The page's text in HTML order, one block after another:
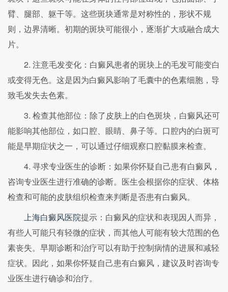
臂、腿部、躯干等。这些斑块通常是对称性的，形状不规
则，边界清晰。初期的斑块可能很小，逐渐扩大或融合成大
片。
2. 注意毛发变化：白癜风患者的斑块上的毛发可能变白
或变得无色。这是因为白癜风影响了毛囊中的色素细胞，导
致毛发失去色素。
3. 检查其他部位：除了皮肤上的白色斑块，白癜风还可
能影响其他部位，如口腔、眼睛、鼻子等。口腔内的白斑可
能是早期症状之一，可以通过仔细观察口腔黏膜来检查。
4. 寻求专业医生的诊断：如果你怀疑自己患有白癜风，
咨询专业医生进行准确的诊断。医生会根据你的症状、体格
检查和可能的皮肤组织检查来判断是否患有白癜风。
上海白癜风医院提示：白癜风的症状和表现因人而异，
有些人可能只有轻微的症状，而其他人可能有较大范围的色
素丧失。早期诊断和治疗可以有助于控制病情的进展和减轻
症状。因此，如果你怀疑自己患有白癜风，建议及时咨询专
业医生进行确诊和治疗。